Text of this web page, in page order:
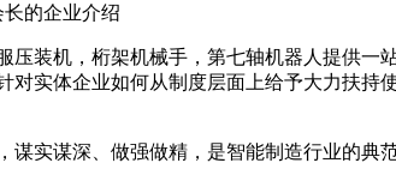
的企业介绍
装机，桁架机械手，第七轴机器人提供一
实体企业如何从制度层面上给予大力扶持
实谋深、做强做精，是智能制造行业的典